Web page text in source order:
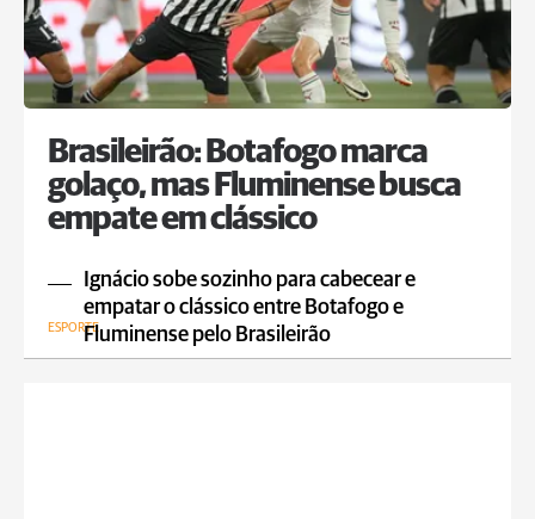
Brasileirão: Botafogo marca
golaço, mas Fluminense busca
empate em clássico
Ignácio sobe sozinho para cabecear e
empatar o clássico entre Botafogo e
Fluminense pelo Brasileirão
ESPORTE